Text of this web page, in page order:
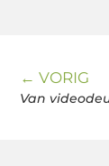
← VORIG